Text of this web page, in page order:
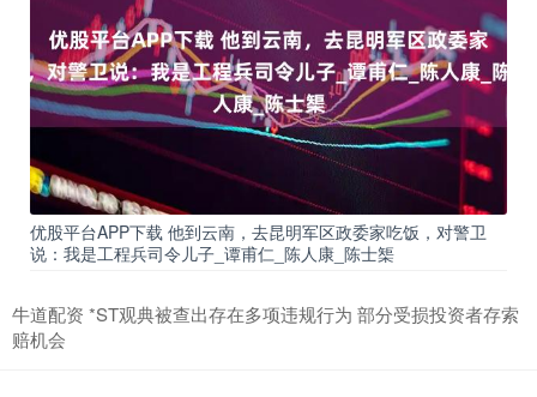
优股平台APP下载 他到云南，去昆明军区政委家吃饭，对警卫
说：我是工程兵司令儿子_谭甫仁_陈人康_陈士榘
牛道配资 *ST观典被查出存在多项违规行为 部分受损投资者存索
赔机会